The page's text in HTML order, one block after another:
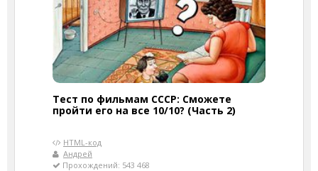
Тест по фильмам СССР: Сможете
пройти его на все 10/10? (Часть 2)
HTML-код
Андрей
Прохождений: 543 468